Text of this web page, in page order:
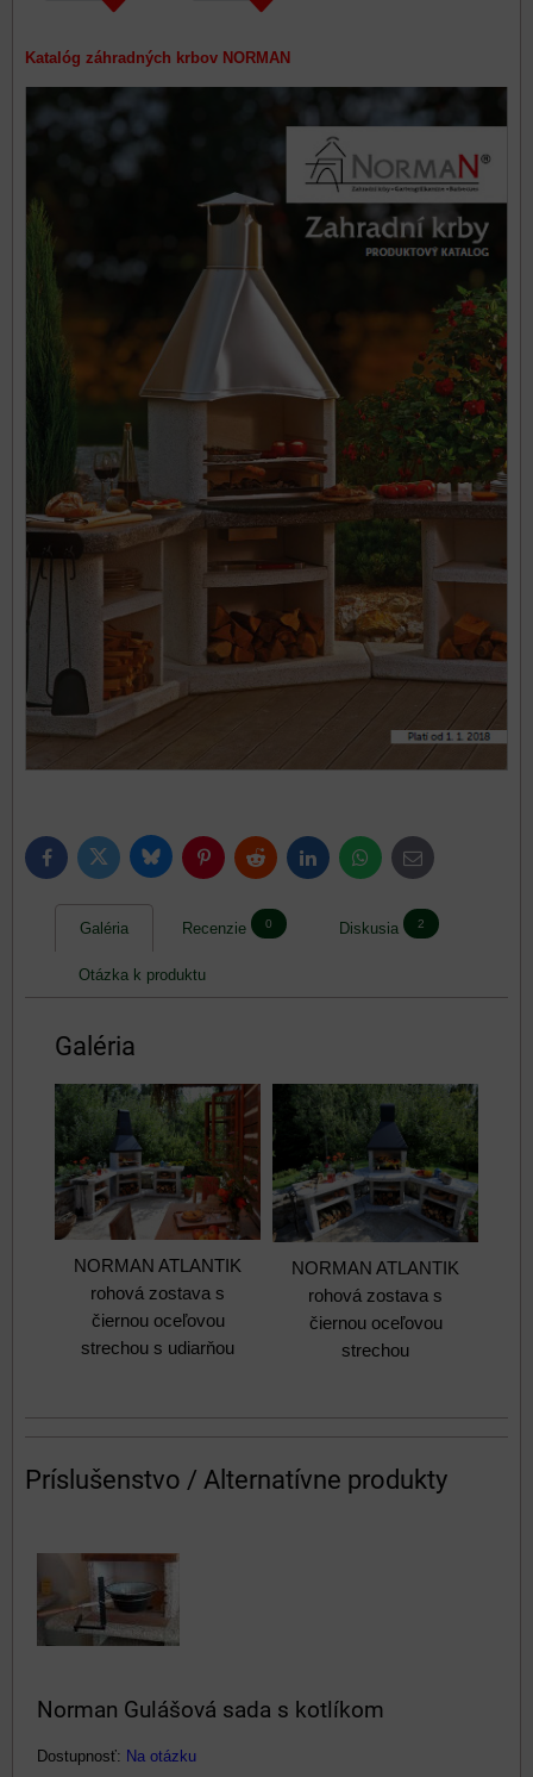
Katalóg záhradných krbov NORMAN
FacebookTwitter BlueskyPinterestReddit LinkedInWhatsApp
E-
mail
Galéria Recenzie 0 Diskusia 2
Otázka k produktu
Galéria
NORMAN ATLANTIK
rohová zostava s
čiernou oceľovou
strechou s udiarňou
NORMAN ATLANTIK
rohová zostava s
čiernou oceľovou
strechou
Príslušenstvo / Alternatívne produkty
Norman Gulášová sada s kotlíkom
Dostupnosť: Na otázku